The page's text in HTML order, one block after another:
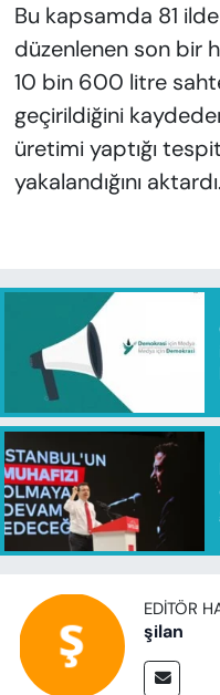
Bu kapsamda 81
düzenlenen son bir
10 bin 600 litre
geçirildiğini
üretimi yaptığı
yakalandığını aktardı.
EDITÖR
şilan